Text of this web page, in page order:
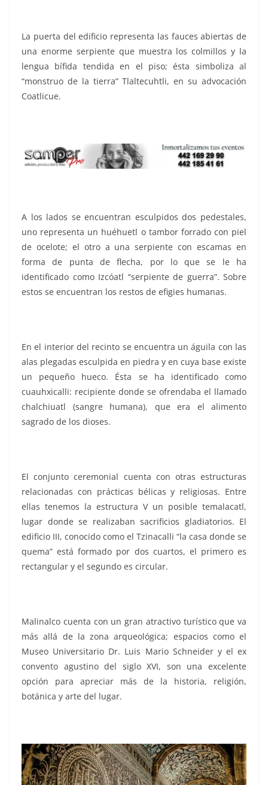
La puerta del edificio representa las fauces abiertas de
una enorme serpiente que muestra los colmillos y la
lengua bífida tendida en el piso; ésta simboliza al
“monstruo de la tierra” Tlaltecuhtli, en su advocación
Coatlicue.
A los lados se encuentran esculpidos dos pedestales,
uno representa un huéhuetl o tambor forrado con piel
de ocelote; el otro a una serpiente con escamas en
forma de punta de flecha, por lo que se le ha
identificado como Izcóatl “serpiente de guerra”. Sobre
estos se encuentran los restos de efigies humanas.
En el interior del recinto se encuentra un águila con las
alas plegadas esculpida en piedra y en cuya base existe
un pequeño hueco. Ésta se ha identificado como
cuauhxicalli: recipiente donde se ofrendaba el llamado
chalchiuatl (sangre humana), que era el alimento
sagrado de los dioses.
El conjunto ceremonial cuenta con otras estructuras
relacionadas con prácticas bélicas y religiosas. Entre
ellas tenemos la estructura V un posible temalacatl,
lugar donde se realizaban sacrificios gladiatorios. El
edificio III, conocido como el Tzinacalli “la casa donde se
quema” está formado por dos cuartos, el primero es
rectangular y el segundo es circular.
Malinalco cuenta con un gran atractivo turístico que va
más allá de la zona arqueológica; espacios como el
Museo Universitario Dr. Luis Mario Schneider y el ex
convento agustino del siglo XVI, son una excelente
opción para apreciar más de la historia, religión,
botánica y arte del lugar.